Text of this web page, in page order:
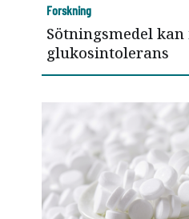
Sötningsmedel
glukosintolerans
Forskning